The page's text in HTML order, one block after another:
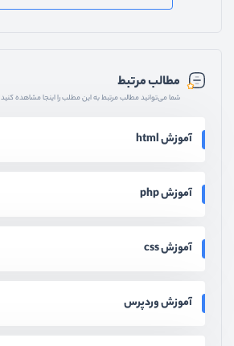
مطالب مرتبط
شما می‌توانید مطالب مرتبط به این مطلب را اینجا مشاهده کنید
آموزش html
آموزش php
آموزش css
آموزش وردپرس